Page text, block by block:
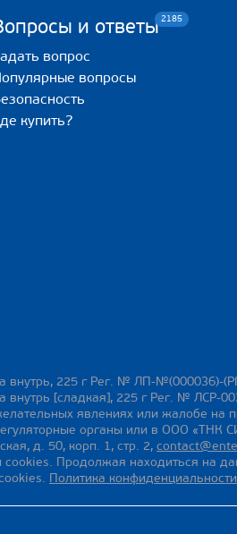
и ответы2185
вопрос
вопросы
купить?
внутрь, 225 г Рег. № ЛП-№(000036)-
внутрь [сладкая], 225 г Рег. № ЛСР-
явлениях или жалобе на
органы или в ООО «ТНК
д. 50, корп. 1, стр. 2,
Продолжая находиться на
Политика конфиденциальности